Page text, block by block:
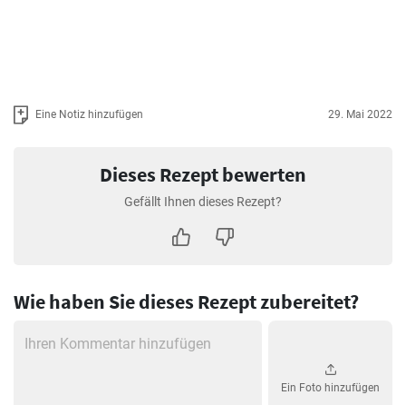
Eine Notiz hinzufügen 29. Mai 2022
Dieses Rezept bewerten
Gefällt Ihnen dieses Rezept?
Wie haben Sie dieses Rezept zubereitet?
Ein Foto hinzufügen